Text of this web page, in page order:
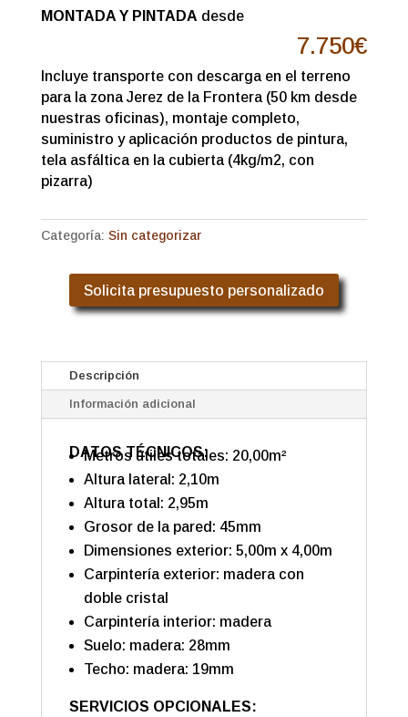
MONTADA Y PINTADA desde
7.750€
Incluye transporte con descarga en el terreno
para la zona Jerez de la Frontera (50 km desde
nuestras oficinas), montaje completo,
suministro y aplicación productos de pintura,
tela asfáltica en la cubierta (4kg/m2, con
pizarra)
Categoría: Sin categorizar
Solicita presupuesto personalizado
Descripción
Información adicional
DATOS TÉCNICOS:
Metros útiles totales: 20,00m²
Altura lateral: 2,10m
Altura total: 2,95m
Grosor de la pared: 45mm
Dimensiones exterior: 5,00m x 4,00m
Carpintería exterior: madera con
doble cristal
Carpintería interior: madera
Suelo: madera: 28mm
Techo: madera: 19mm
SERVICIOS OPCIONALES: